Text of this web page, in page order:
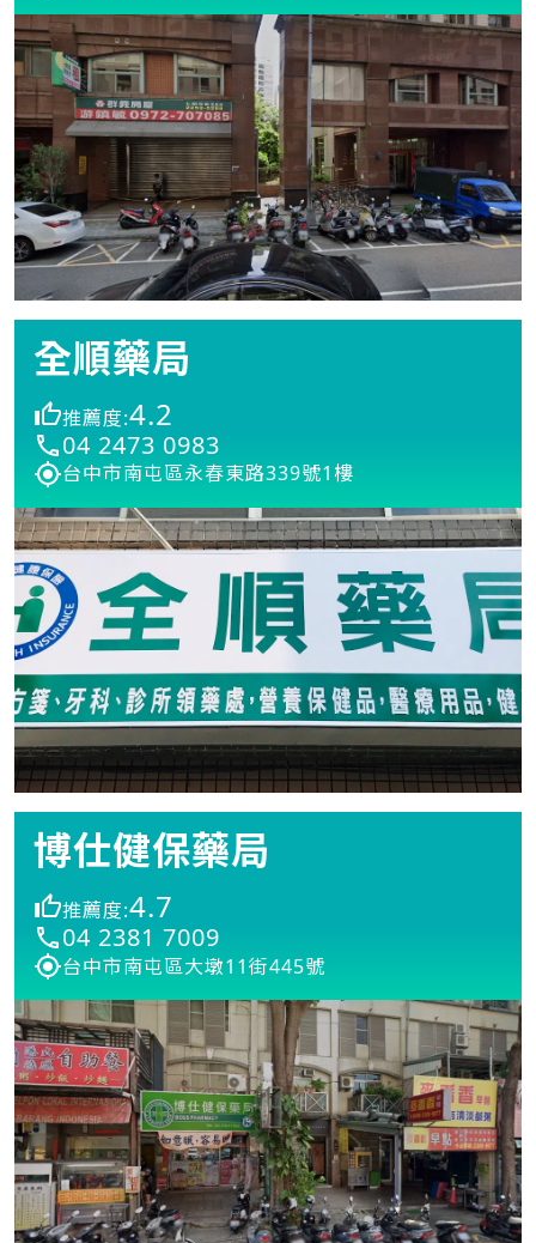
全順藥局
推薦度:4.2
04 2473 0983
台中市南屯區永春東路339號1樓
博仕健保藥局
推薦度:4.7
04 2381 7009
台中市南屯區大墩11街445號